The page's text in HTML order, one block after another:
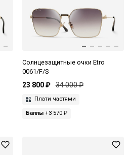
Солнцезащитные очки Etro
0061/F/S
23 800 ₽ 34 000 ₽
Плати частями
Баллы+3 570 ₽